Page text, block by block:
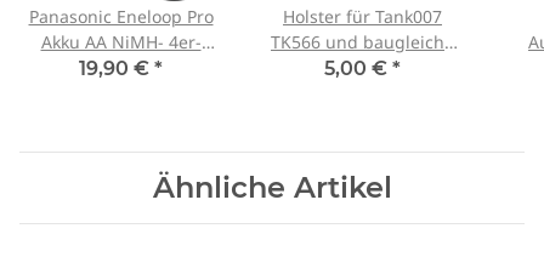
Panasonic Eneloop Pro
Akku AA NiMH- 4er-
Blister BK-3HCDE/4BE
19,90 € *
Holster für Tank007
TK566 und baugleiche
2xAA
5,00 € *
Ähnliche Artikel